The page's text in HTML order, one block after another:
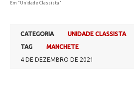
Em "Unidade Classista"
CATEGORIA
UNIDADE CLASSISTA
TAG
MANCHETE
4 DE DEZEMBRO DE 2021